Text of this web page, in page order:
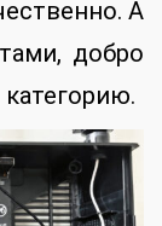
А
добро